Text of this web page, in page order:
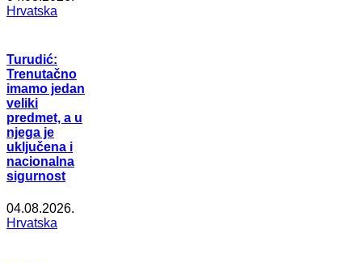
Hrvatska
Turudić:
Trenutačno
imamo jedan
veliki
predmet, a u
njega je
uključena i
nacionalna
sigurnost
04.08.2026.
Hrvatska